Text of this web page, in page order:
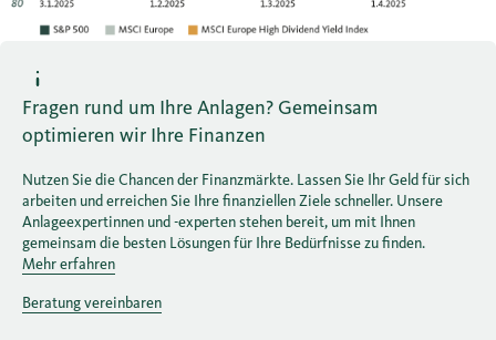
Fragen rund um Ihre Anlagen? Gemeinsam
optimieren wir Ihre Finanzen
Nutzen Sie die Chancen der Finanzmärkte. Lassen Sie Ihr Geld für sich
arbeiten und erreichen Sie Ihre finanziellen Ziele schneller. Unsere
Anlageexpertinnen und -experten stehen bereit, um mit Ihnen
gemeinsam die besten Lösungen für Ihre Bedürfnisse zu finden.
Mehr erfahren
Beratung vereinbaren